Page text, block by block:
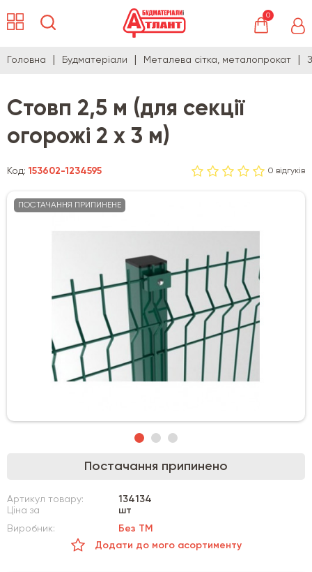
0
Головна Будматеріали Металева сітка, металопрокат
Стовп 2,5 м (для секції
огорожі 2 х 3 м)
Код:153602-1234595 0 відгуків
ПОСТАЧАННЯ ПРИПИНЕНЕ
Постачання припинено
Артикул товару:
134134
Ціна за
шт
Виробник:
Без ТМ
Додати до мого асортименту